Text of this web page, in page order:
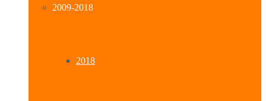
2009-2018
2018